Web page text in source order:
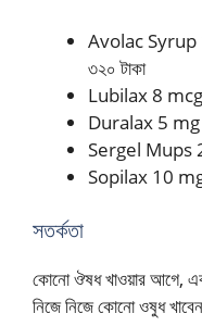
Avolac Syrup
৩২০ টাকা
Lubilax 8 mcg
Duralax 5 mg
Sergel Mups
Sopilax 10 mg
সতর্কতা
কোনো ঔষধ খাওয়ার আগে,
নিজে নিজে কোনো ওষুধ